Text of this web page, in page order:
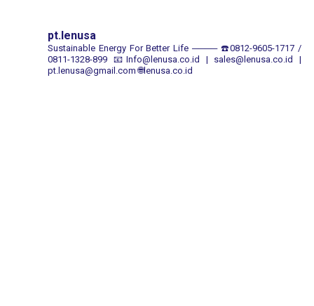
pt.lenusa
Sustainable Energy For Better Life ────☎️0812-9605-1717 /
0811-1328-899 📧Info@lenusa.co.id | sales@lenusa.co.id |
pt.lenusa@gmail.com 🌐lenusa.co.id